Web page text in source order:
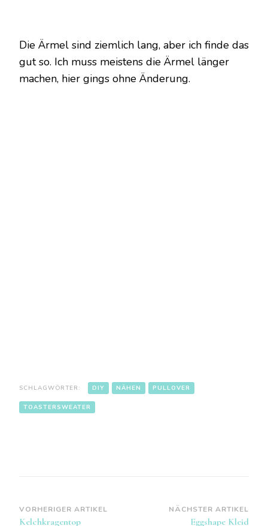
Die Ärmel sind ziemlich lang, aber ich finde das
gut so. Ich muss meistens die Ärmel länger
machen, hier gings ohne Änderung.
SCHLAGWÖRTER: DIY NÄHEN PULLOVER
TOASTERSWEATER
Beitragsnavigation
VORHERIGER ARTIKEL
Kelchkragentop
NÄCHSTER ARTIKEL
Eggshape Kleid